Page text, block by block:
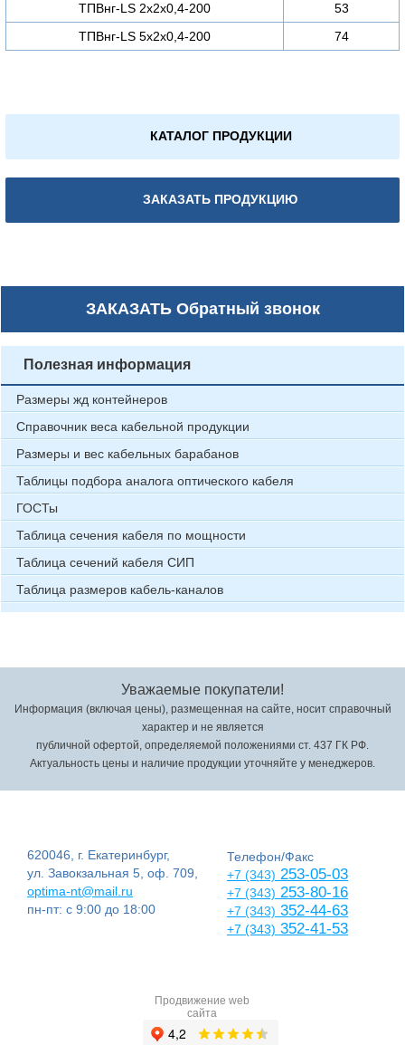
ТПВнг-LS 2х2х0,4-200
53
ТПВнг-LS 5х2х0,4-200
74
КАТАЛОГ ПРОДУКЦИИ
ЗАКАЗАТЬ ПРОДУКЦИЮ
ЗАКАЗАТЬОбратный звонок
Полезная информация
Размеры жд контейнеров
Справочник веса кабельной продукции
Размеры и вес кабельных барабанов
Таблицы подбора аналога оптического кабеля
ГОСТы
Таблица сечения кабеля по мощности
Таблица сечений кабеля СИП
Таблица размеров кабель-каналов
Уважаемые покупатели!
Информация (включая цены), размещенная на сайте, носит справочный
характер и не является
публичной офертой, определяемой положениями ст. 437 ГК РФ.
Актуальность цены и наличие продукции уточняйте у менеджеров.
620046, г. Екатеринбург,
ул. Завокзальная 5, оф. 709,
optima-nt@mail.ru
пн-пт: с 9:00 до 18:00
Телефон/Факс
+7 (343) 253-05-03
+7 (343) 253-80-16
+7 (343) 352-44-63
+7 (343) 352-41-53
Продвижение web
сайта